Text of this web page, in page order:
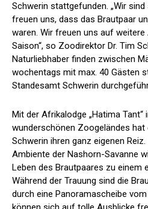
Schwerin stattgefunden. „Wir
freuen uns, dass das Brautpaar
waren. Wir freuen uns auf
Saison“, so Zoodirektor Dr. Tim
Naturliebhaber finden zwischen
wochentags mit max. 40 Gästen
Standesamt Schwerin
Mit der Afrikalodge „Hatima Tant“
wunderschönen Zoogeländes hat
Schwerin ihren ganz eigenen
Ambiente der Nashorn-Savanne
Leben des Brautpaares zu einem
Während der Trauung sind die
durch eine Panoramascheibe